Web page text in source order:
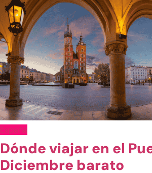
Ver post de América
China
Emiratos Árabes
Indonesia
España
Dónde viajar en el
Diciembre barato